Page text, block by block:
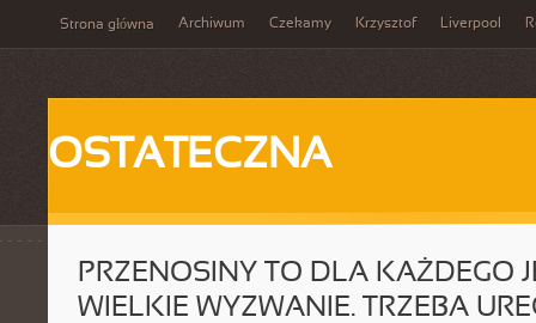
Strona główna Archiwum Czekamy Krzysztof Liverpool
OSTATECZNA
PRZENOSINY TO DLA KAŻDEGO
WIELKIE WYZWANIE. TRZEBA